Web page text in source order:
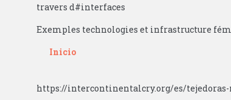
travers d#interfaces
Exemples technologies et infrastructure
Inicio
https://intercontinentalcry.org/es/